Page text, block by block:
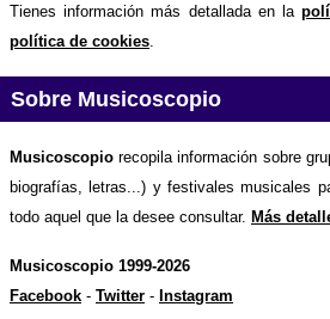
Tienes información más detallada en la
política de cookies
Sobre Musicoscopio
Musicoscopio recopila información sobre
biografías, letras...) y festivales musicales
todo aquel que la desee consultar. Más
Musicoscopio 1999-2026
Facebook - Twitter - Instagram